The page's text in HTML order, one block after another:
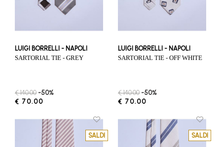
LUIGI BORRELLI - NAPOLI
SARTORIAL TIE - GREY
€ 140.00 -50%
€ 70.00
LUIGI BORRELLI - NAPOLI
SARTORIAL TIE - OFF WHITE
€ 140.00 -50%
€ 70.00
SALDI SALDI